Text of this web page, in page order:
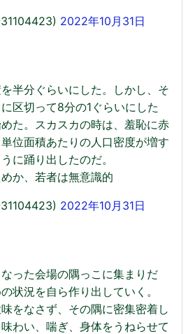
2022年10月31日
半分ぐらいにした。しかし、そ
区切って8分の1ぐらいにした
た。スカスカの時は、羞恥に赤
位面積あたりの人口密度が増す
に踊り出したのだ。
か、若者は無意識的
2022年10月31日
った会場の隅っこに集まりだ
状況を自ら作り出していく。
をなさず、その隅に密集密着し
わい、喘ぎ、身体をうねらせて